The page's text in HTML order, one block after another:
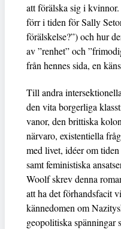
att förälska sig i
förr i tiden för Sally
förälskelse?”) och hur
av ”renhet” och
från hennes sida, en
Till andra
den vita borgerliga
vanor, den brittiska
närvaro, existentiella
med livet, idéer om
samt feministiska
Woolf skrev denna
att ha det förhandsfacit
kännedomen om
geopolitiska spänningar